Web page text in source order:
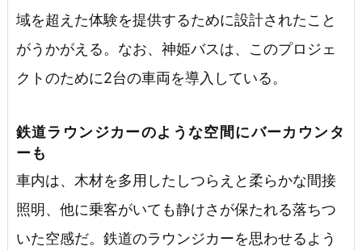
域を超えた体験を提供するために設計されたこと
がうかがえる。なお、神姫バスは、このプロジェ
クトのために2台の車両を導入している。
鉄道ラウンジカーのような空間にバーカウンタ
ーも
車内は、木材を多用したしつらえと柔らかな間接
照明、他に乗客がいても静けさが保たれる落ちつ
いた空感だ。鉄道のラウンジカーを思わせるよう